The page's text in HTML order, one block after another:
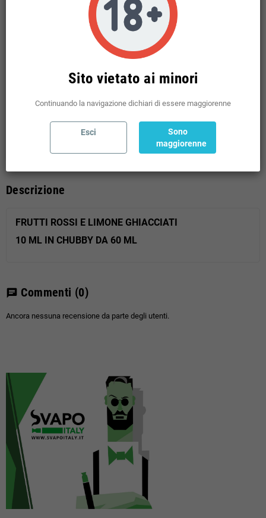
Condividi Twitta
Politiche per la sicurezza
(modificale nel modulo Rassicurazioni cliente)
Politiche per i resi
(modificale nel modulo Rassicurazioni cliente)
Descrizione
FRUTTI ROSSI E LIMONE GHIACCIATI
10 ML IN CHUBBY DA 60 ML
chat Commenti (0)
Ancora nessuna recensione da parte degli utenti.
Sito vietato ai minori
Continuando la navigazione dichiari di essere maggiorenne
Esci
Sono
maggiorenne